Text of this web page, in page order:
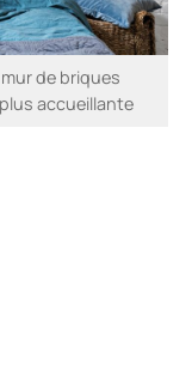
de briques
accueillante